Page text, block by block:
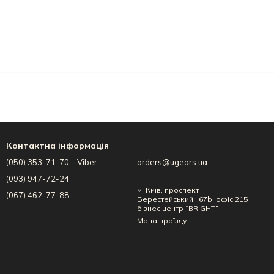
Контактна інформація
(050) 353-71-70 – Viber
(093) 947-72-24
(067) 462-77-88
orders@ugears.ua
м. Київ, проспект
Берестейський , 67b, офіс 215
бізнес центр “BRIGHT”
Мапа проїзду